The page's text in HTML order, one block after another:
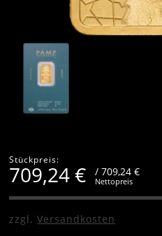
Stückpreis:
709,24€ / 709,24 €
Nettopreis
zzgl. Versandkosten